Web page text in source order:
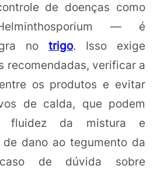
de doenças como
— é
no trigo. Isso exige
recomendadas, verificar a
os produtos e evitar
de calda, que podem
fluidez da mistura e
dano ao tegumento da
de dúvida sobre